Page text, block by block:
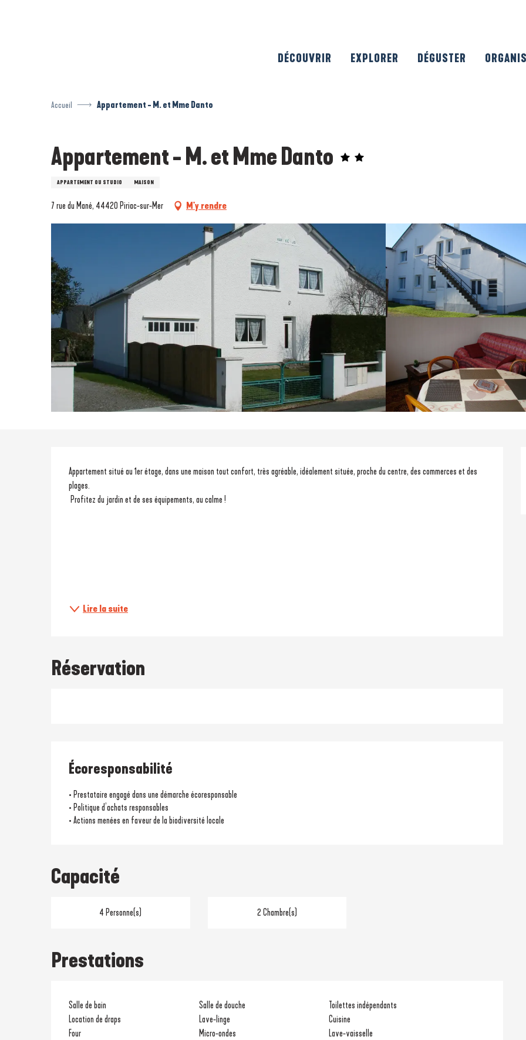
DÉCOUVRIR EXPLORER DÉGUSTER
Accueil Appartement - M. et Mme Danto
Appartement - M. et Mme Danto
APPARTEMENT OU STUDIO MAISON
7 rue du Mané, 44420 Piriac-sur-Mer M'y rendre
Description
Appartement situé au 1er étage, dans une maison tout confort, très agréable, idéalement située, proche du centre, des commerces et des
plages.
Profitez du jardin et de ses équipements, au calme !
Lire la suite
Réservation
Écoresponsabilité
• Prestataire engagé dans une démarche écoresponsable
• Politique d’achats responsables
• Actions menées en faveur de la biodiversité locale
Capacité
4 Personne(s) 2 Chambre(s)
Prestations
Salle de bain Salle de douche
Toilettes indépendants
Location de draps
Lave-linge
Cuisine
Four
Micro-ondes
Lave-vaisselle